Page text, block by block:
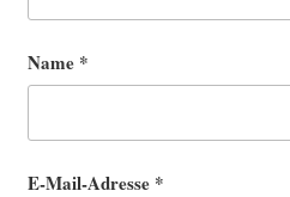
Name *
E-Mail-Adresse *